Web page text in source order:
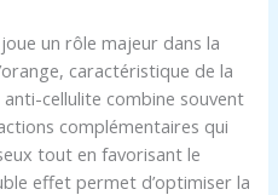
un rôle majeur dans la
caractéristique de la
anti-cellulite combine souvent
complémentaires qui
tout en favorisant le
effet permet d’optimiser la